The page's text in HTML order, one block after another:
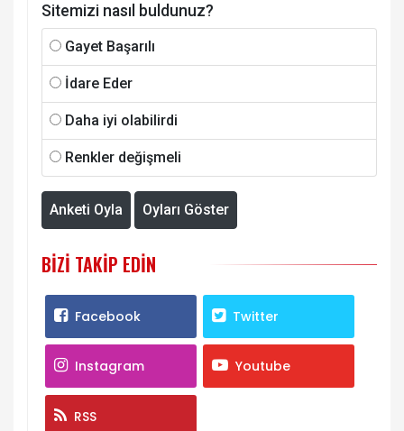
Sitemizi nasıl buldunuz?
Gayet Başarılı
İdare Eder
Daha iyi olabilirdi
Renkler değişmeli
Anketi Oyla Oyları Göster
BIZI TAKIP EDIN
Facebook Twitter
Instagram Youtube
RSS